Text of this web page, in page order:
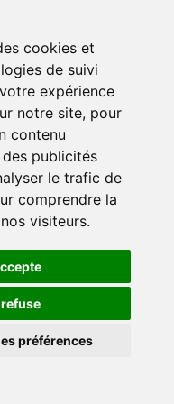
cookies et
de suivi
expérience
notre site, pour
contenu
publicités
le trafic de
comprendre la
visiteurs.
préférences